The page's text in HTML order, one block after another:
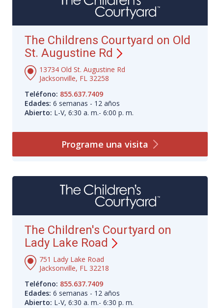
The Childrens Courtyard on Old
St. Augustine Rd
13734 Old St. Augustine Rd
Jacksonville, FL 32258
Teléfono: 855.637.7409
Edades: 6 semanas - 12 años
Abierto: L-V, 6:30 a. m.- 6:00 p. m.
Programe una visita
The Children's Courtyard on
Lady Lake Road
751 Lady Lake Road
Jacksonville, FL 32218
Teléfono: 855.637.7409
Edades: 6 semanas - 12 años
Abierto: L-V, 6:30 a. m.- 6:30 p. m.